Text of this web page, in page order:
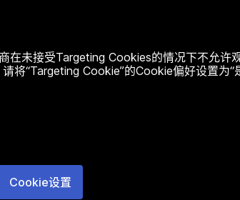
在未接受Targeting Cookies的情况下不允许
将“Targeting Cookie”的Cookie偏好设置为“是
Cookie设置